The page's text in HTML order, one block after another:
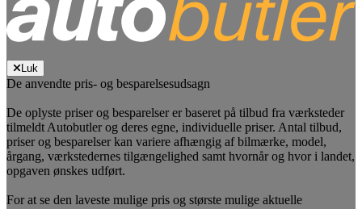
Luk
De anvendte pris- og besparelsesudsagn
De oplyste priser og besparelser er baseret på tilbud fra værksteder
tilmeldt Autobutler og deres egne, individuelle priser. Antal tilbud,
priser og besparelser kan variere afhængig af bilmærke, model,
årgang, værkstedernes tilgængelighed samt hvornår og hvor i landet,
opgaven ønskes udført.
For at se den laveste mulige pris og største mulige aktuelle